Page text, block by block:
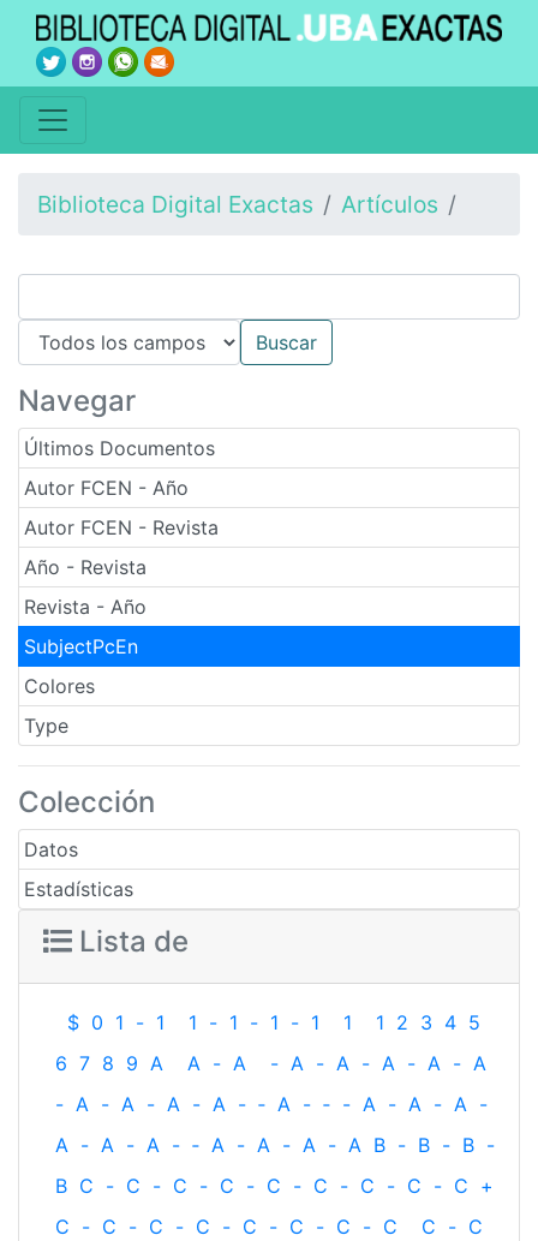
Biblioteca Digital Exactas Artículos
Navegar
Últimos Documentos
Autor FCEN - Año
Autor FCEN - Revista
Año - Revista
Revista - Año
SubjectPcEn
Colores
Type
Colección
Datos
Estadísticas
Lista de
$ 0 1 - 1 1 - 1 - 1 - 1 1 1 2 3 4 5
6 7 8 9 A A - A - A - A - A - A - A
- A - A - A - A - ‐ A - ‐ - A - A - A -
A - A - A - ‐ A - A - A - A B - B - B -
B C - C - C - C - C - C - C - C - C +
C - C - C - C - C - C - C - C C - C